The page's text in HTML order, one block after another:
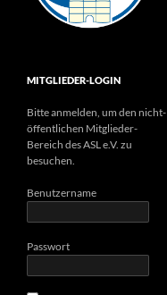
MITGLIEDER-LOGIN
Bitte anmelden, um den nicht-
öffentlichen Mitglieder-
Bereich des ASL e.V. zu
besuchen.
Benutzername
Passwort